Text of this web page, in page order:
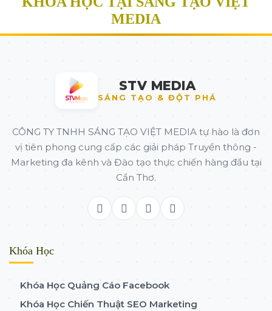
MEDIA
STV MEDIA
SÁNG TẠO & ĐỘT PHÁ
CÔNG TY TNHH SÁNG TẠO VIỆT MEDIA tự hào là đơn
vị tiên phong cung cấp các giải pháp Truyền thông -
Marketing đa kênh và Đào tạo thực chiến hàng đầu tại
Cần Thơ.
Khóa Học
Khóa Học Quảng Cáo Facebook
Khóa Học Chiến Thuật SEO Marketing